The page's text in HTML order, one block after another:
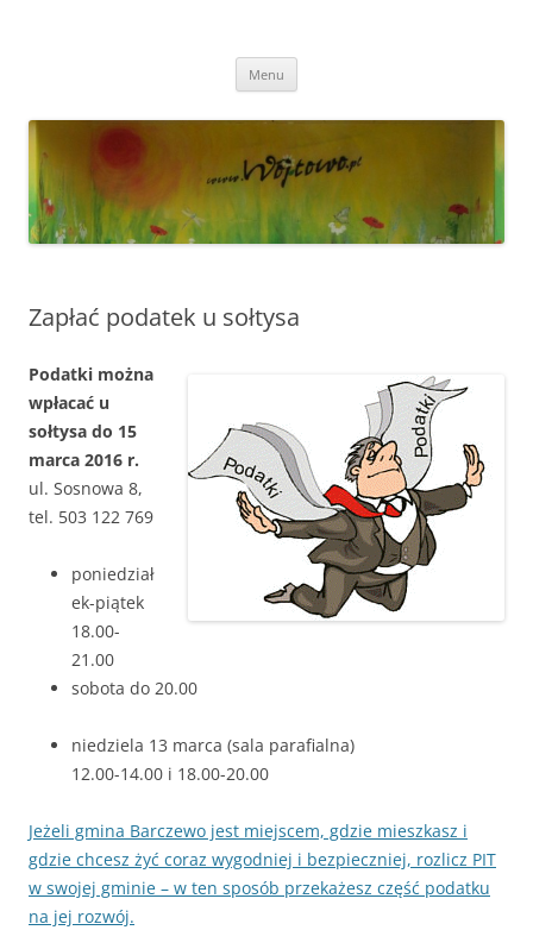
Menu
Zapłać podatek u sołtysa
Podatki można
wpłacać u
sołtysa do 15
marca 2016 r.
ul. Sosnowa 8,
tel. 503 122 769
poniedział
ek-piątek
18.00-
21.00
sobota do 20.00
niedziela 13 marca (sala parafialna)
12.00-14.00 i 18.00-20.00
Jeżeli gmina Barczewo jest miejscem, gdzie mieszkasz i
gdzie chcesz żyć coraz wygodniej i bezpieczniej, rozlicz PIT
w swojej gminie – w ten sposób przekażesz część podatku
na jej rozwój.